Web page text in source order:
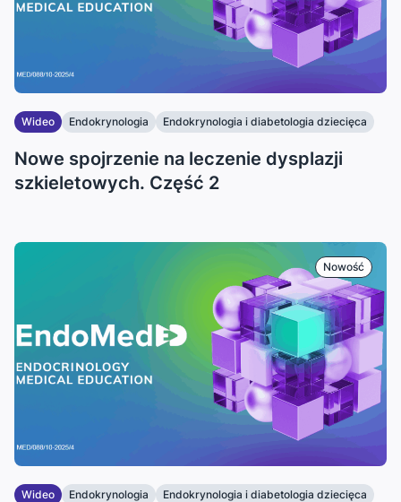
Wideo Endokrynologia
Endokrynologia i diabetologia dziecięca
Nowe spojrzenie na leczenie dysplazji
szkieletowych. Część 2
Nowość
Wideo Endokrynologia
Endokrynologia i diabetologia dziecięca